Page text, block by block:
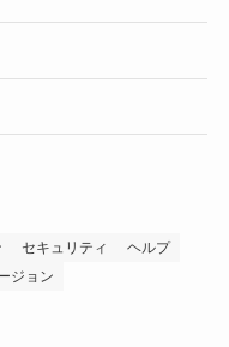
セキュリティ
ヘルプ
ジョン